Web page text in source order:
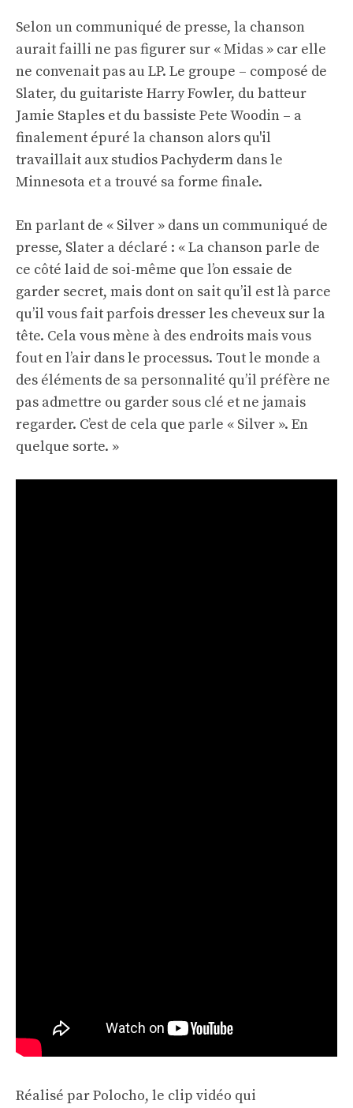
Selon un communiqué de presse, la chanson
aurait failli ne pas figurer sur « Midas » car elle
ne convenait pas au LP. Le groupe – composé de
Slater, du guitariste Harry Fowler, du batteur
Jamie Staples et du bassiste Pete Woodin – a
finalement épuré la chanson alors qu'il
travaillait aux studios Pachyderm dans le
Minnesota et a trouvé sa forme finale.
En parlant de « Silver » dans un communiqué de
presse, Slater a déclaré : « La chanson parle de
ce côté laid de soi-même que l’on essaie de
garder secret, mais dont on sait qu’il est là parce
qu’il vous fait parfois dresser les cheveux sur la
tête. Cela vous mène à des endroits mais vous
fout en l’air dans le processus. Tout le monde a
des éléments de sa personnalité qu’il préfère ne
pas admettre ou garder sous clé et ne jamais
regarder. C’est de cela que parle « Silver ». En
quelque sorte. »
Réalisé par Polocho, le clip vidéo qui